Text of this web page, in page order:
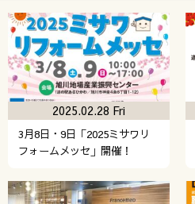
3月8日・9日「2025ミサワリ
フォームメッセ」開催！
2025.02.28 Fri